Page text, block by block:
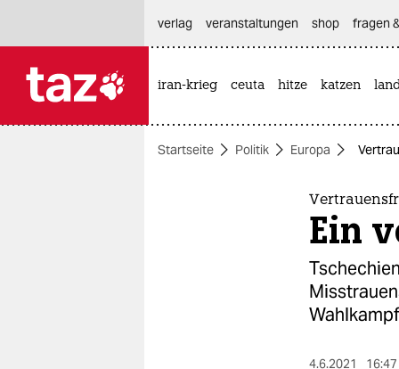
themen
verlag
veranstaltungen shop fragen
iran-krieg ceuta hitze katzen
Startseite Politik Europa
Ein
4.6.2021